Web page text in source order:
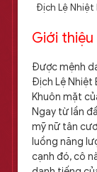
Địch Lệ Nhiệt
Giới thiệu
Được mệnh
Địch Lệ Nhiệt
Khuôn mặt
Ngay từ lần
mỹ nữ tân
luồng năng
cạnh đó, cô